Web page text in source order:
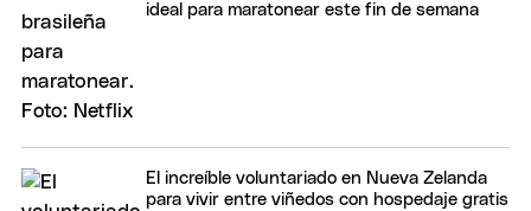
ideal para maratonear este fin de semana
El increíble voluntariado en Nueva Zelanda
para vivir entre viñedos con hospedaje gratis